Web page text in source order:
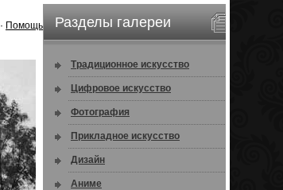
· Помощь Разделы галереи
Традиционное искусство
Цифровое искусство
Фотография
Прикладное искусство
Дизайн
Аниме